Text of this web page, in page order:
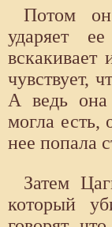
Потом
ударяет
вскакивает
чувствует,
А ведь
могла есть,
нее попала
Затем
который